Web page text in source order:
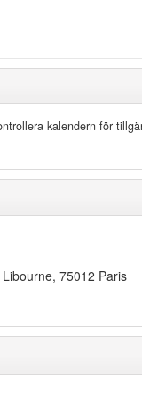
kalendern för
75012 Paris